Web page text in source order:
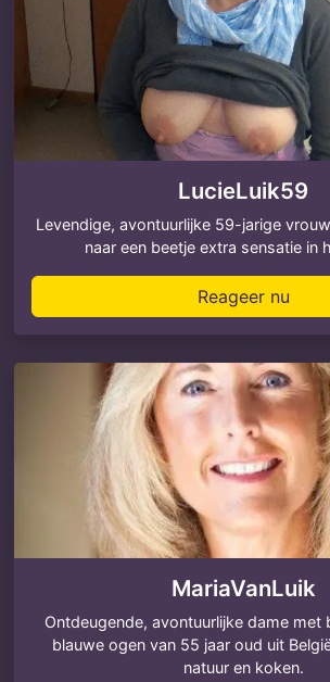
LucieLuik59
Levendige, avontuurlijke 59-jarige
naar een beetje extra sensatie in
Reageer nu
MariaVanLuik
Ontdeugende, avontuurlijke dame met
blauwe ogen van 55 jaar oud uit
natuur en koken.